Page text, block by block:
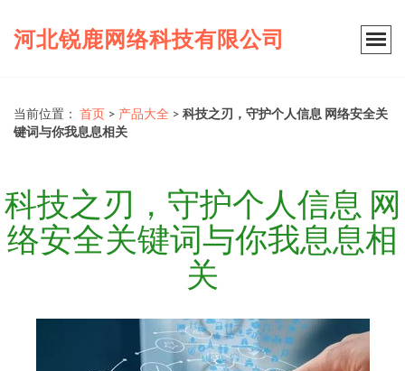
河北锐鹿网络科技有限公司
当前位置： 首页 > 产品大全 > 科技之刃，守护个人信息 网络安全关
键词与你我息息相关
科技之刃，守护个人信息 网
络安全关键词与你我息息相
关